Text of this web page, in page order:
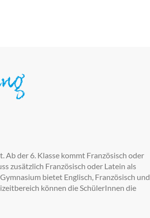
Ab der 6. Klasse kommt Französisch oder
zusätzlich Französisch oder Latein als
bietet Englisch, Französisch und
können die SchülerInnen die